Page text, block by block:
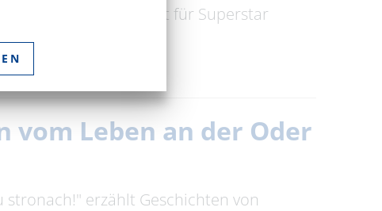
zu zeigen ist für Superstar
vom Leben an der Oder
stronach!" erzählt Geschichten von